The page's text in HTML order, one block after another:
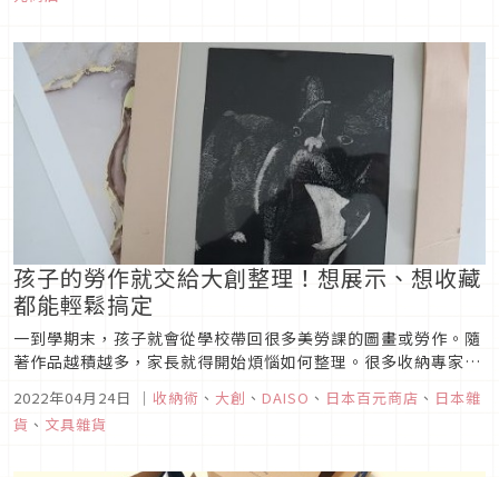
孩子的勞作就交給大創整理！想展示、想收藏
都能輕鬆搞定
一到學期末，孩子就會從學校帶回很多美勞課的圖畫或勞作。隨
著作品越積越多，家長就得開始煩惱如何整理。很多收納專家或
將孩子辛苦製作的成果丟掉……。因此本篇將為大家介紹幾款
「DAISO大創」推出的收納好物，也會順便教大家整理作品與稱
2022年04月24日 ｜ 收納術 、 大創 、 DAISO 、 日本百元商店 、 日本雜
貨 、 文具雜貨